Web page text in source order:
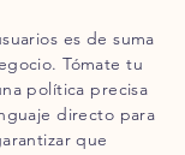
es de suma
Tómate tu
política precisa
directo para
que